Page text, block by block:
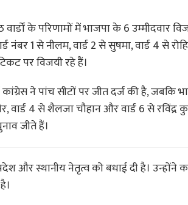
के परिणामों में भाजपा के 6 उम्मीदवार
1 से नीलम, वार्ड 2 से सुषमा, वार्ड 4 से
पर विजयी रहे हैं।
ने पांच सीटों पर जीत दर्ज की है, जबकि
वार्ड 4 से शैलजा चौहान और वार्ड 6 से रविंद्र
जीते हैं।
और स्थानीय नेतृत्व को बधाई दी है। उन्होंने